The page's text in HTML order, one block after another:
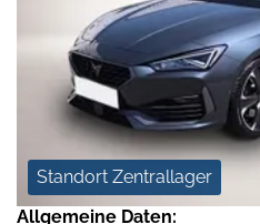
Standort Zentrallager
Allgemeine Daten: